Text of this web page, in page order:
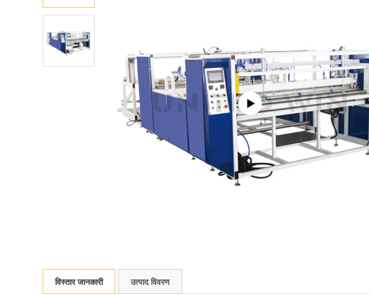
विस्तार जानकारी उत्पाद विवरण